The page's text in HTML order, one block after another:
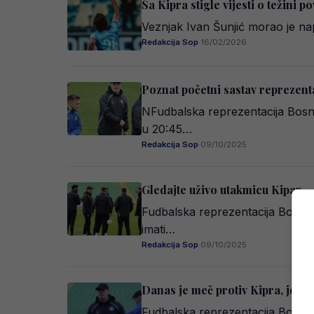
Sa Kipra stigle vijesti o težini
Veznjak Ivan Šunjić morao je
Redakcija Sop·16/02/2026
Poznat početni sastav
NFudbalska reprezentacija
u 20:45…
Redakcija Sop·09/10/2025
Gledajte uživo utakmicu Kipar
Fudbalska reprezentacija
imati…
Redakcija Sop·09/10/2025
Danas je meč protiv Kipra,